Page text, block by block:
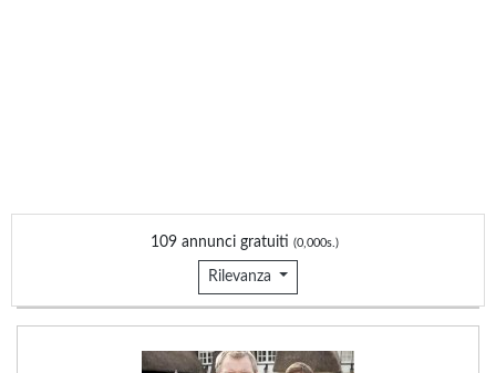
109 annunci gratuiti (0,000s.)
Rilevanza